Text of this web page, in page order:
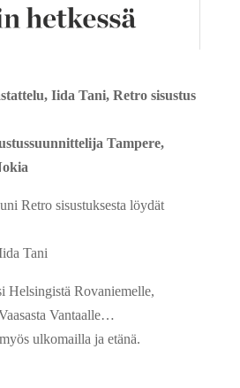
Iida Tani, Retro sisustus
Tampere,
Retro sisustuksesta löydät
Tani
Helsingistä Rovaniemelle,
Vantaalle…
ulkomailla ja etänä.